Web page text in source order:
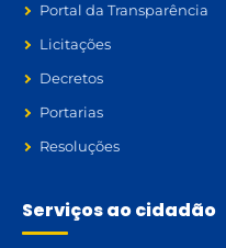
Portal da Transparência
Licitações
Decretos
Portarias
Resoluções
Serviços ao cidadão